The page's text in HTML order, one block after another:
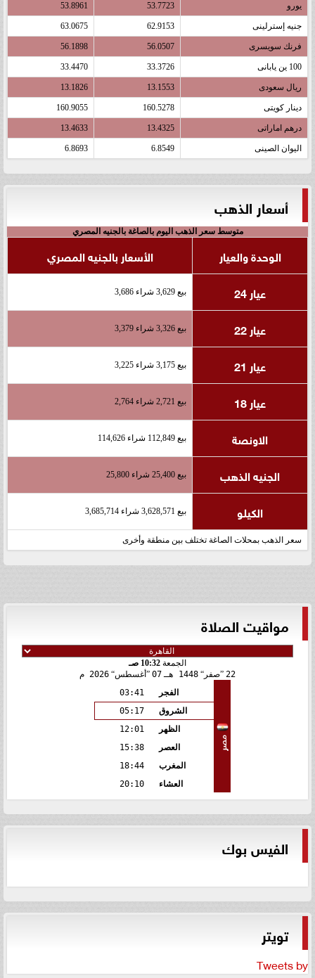
يورو 53.7723
53.8961
جنيه إسترلينى 62.9153
63.0675
فرنك سويسرى 56.0507
56.1898
100 ين يابانى 33.3726
33.4470
ريال سعودى 13.1553
13.1826
دينار كويتى 160.5278
160.9055
درهم اماراتى 13.4325
13.4633
اليوان الصينى 6.8549
6.8693
أسعار الذهب
متوسط سعر الذهب اليوم بالصاغة بالجنيه المصري
الوحدة والعيار
الأسعار بالجنيه المصري
عيار 24
بيع 3,629 شراء 3,686
عيار 22 بيع 3,326 شراء 3,379
عيار 21 بيع 3,175 شراء 3,225
عيار 18 بيع 2,721 شراء 2,764
الاونصة بيع 112,849 شراء 114,626
الجنيه الذهب بيع 25,400 شراء 25,800
الكيلو بيع 3,628,571 شراء 3,685,714
سعر الذهب بمحلات الصاغة تختلف بين منطقة وأخرى
مواقيت الصلاة
الجمعة 10:32 صـ
22 صفر 1448 هـ 07 أغسطس 2026 م
مصر
الفجر
03:41
الشروق
05:17
الظهر
12:01
العصر
15:38
المغرب
18:44
العشاء
20:10
الفيس بوك
تويتر
Tweets by